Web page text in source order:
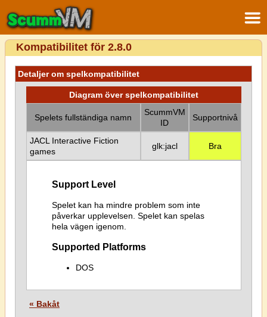
Kompatibilitet för 2.8.0
Detaljer om spelkompatibilitet
Diagram över spelkompatibilitet
Spelets fullständiga namn
ScummVM
ID
Supportnivå
JACL Interactive Fiction
games
glk:jacl Bra
Support Level
Spelet kan ha mindre problem som inte
påverkar upplevelsen. Spelet kan spelas
hela vägen igenom.
Supported Platforms
DOS
« Bakåt